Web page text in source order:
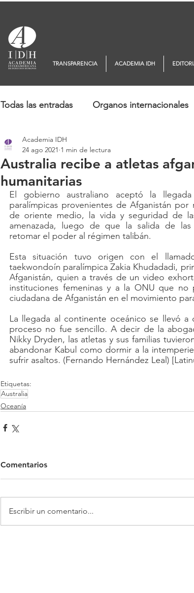
Todas las entradas Organos internacionales
Europa Oceanía
Australia recibe a atletas
humanitarias
Academia IDH
24 ago 2021 1 min de lectura
El gobierno australiano aceptó la
paralímpicas provenientes de Afganistán
de oriente medio, la vida y seguridad de
amenazada, luego de que la salida de las
retomar el poder al régimen talibán.
Esta situación tuvo origen con el
taekwondoín paralímpica Zakia Khudadadi,
Afganistán, quien a través de un video
instituciones femeninas y a la ONU que
ciudadana de Afganistán en el movimiento
La llegada al continente oceánico se llevó
proceso no fue sencillo. A decir de la
Nikky Dryden, las atletas y sus familias
abandonar Kabul como dormir a la
sufrir asaltos. (Fernando Hernández Leal)
Etiquetas:
Australia
Oceanía
Comentarios
Escribir un comentario...
TRANSPARENCIA ACADEMIA IDH